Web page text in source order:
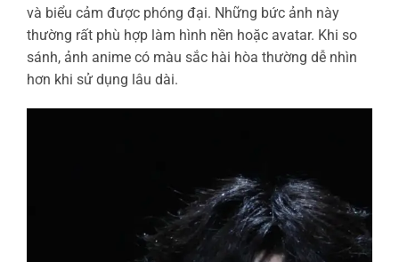
và biểu cảm được phóng đại. Những bức ảnh này
thường rất phù hợp làm hình nền hoặc avatar. Khi so
sánh, ảnh anime có màu sắc hài hòa thường dễ nhìn
hơn khi sử dụng lâu dài.